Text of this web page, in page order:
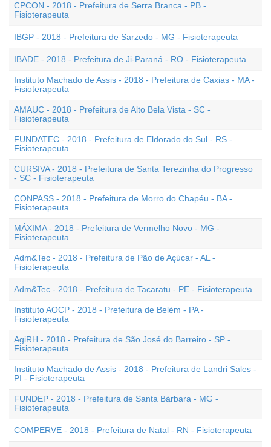
CPCON - 2018 - Prefeitura de Serra Branca - PB -
Fisioterapeuta
IBGP - 2018 - Prefeitura de Sarzedo - MG - Fisioterapeuta
IBADE - 2018 - Prefeitura de Ji-Paraná - RO - Fisioterapeuta
Instituto Machado de Assis - 2018 - Prefeitura de Caxias - MA -
Fisioterapeuta
AMAUC - 2018 - Prefeitura de Alto Bela Vista - SC -
Fisioterapeuta
FUNDATEC - 2018 - Prefeitura de Eldorado do Sul - RS -
Fisioterapeuta
CURSIVA - 2018 - Prefeitura de Santa Terezinha do Progresso
- SC - Fisioterapeuta
CONPASS - 2018 - Prefeitura de Morro do Chapéu - BA -
Fisioterapeuta
MÁXIMA - 2018 - Prefeitura de Vermelho Novo - MG -
Fisioterapeuta
Adm&Tec - 2018 - Prefeitura de Pão de Açúcar - AL -
Fisioterapeuta
Adm&Tec - 2018 - Prefeitura de Tacaratu - PE - Fisioterapeuta
Instituto AOCP - 2018 - Prefeitura de Belém - PA -
Fisioterapeuta
AgiRH - 2018 - Prefeitura de São José do Barreiro - SP -
Fisioterapeuta
Instituto Machado de Assis - 2018 - Prefeitura de Landri Sales -
PI - Fisioterapeuta
FUNDEP - 2018 - Prefeitura de Santa Bárbara - MG -
Fisioterapeuta
COMPERVE - 2018 - Prefeitura de Natal - RN - Fisioterapeuta